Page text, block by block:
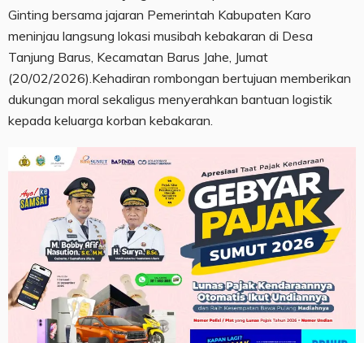
Ginting bersama jajaran Pemerintah Kabupaten Karo
meninjau langsung lokasi musibah kebakaran di Desa
Tanjung Barus, Kecamatan Barus Jahe, Jumat
(20/02/2026).Kehadiran rombongan bertujuan memberikan
dukungan moral sekaligus menyerahkan bantuan logistik
kepada keluarga korban kebakaran.